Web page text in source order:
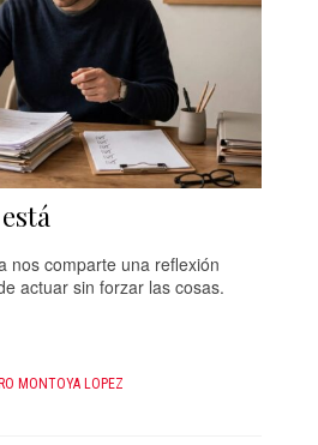
nos comparte una reflexión
actuar sin forzar las cosas.
MONTOYA LOPEZ